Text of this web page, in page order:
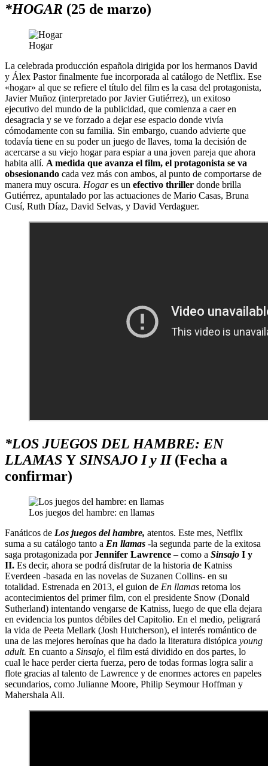
*HOGAR (25 de marzo)
Hogar
La celebrada producción española dirigida por los hermanos David
y Álex Pastor finalmente fue incorporada al catálogo de Netflix. Ese
«hogar» al que se refiere el título del film es la casa del protagonista,
Javier Muñoz (interpretado por Javier Gutiérrez), un exitoso
ejecutivo del mundo de la publicidad, que comienza a caer en
desagracia y se ve forzado a dejar ese espacio donde vivía
cómodamente con su familia. Sin embargo, cuando advierte que
todavía tiene en su poder un juego de llaves, toma la decisión de
acercarse a su viejo hogar para espiar a una joven pareja que ahora
habita allí. A medida que avanza el film, el protagonista se va
obsesionando cada vez más con ambos, al punto de comportarse de
manera muy oscura. Hogares un efectivo thriller donde brilla
Gutiérrez, apuntalado por las actuaciones de Mario Casas, Bruna
Cusí, Ruth Díaz, David Selvas, y David Verdaguer.
*LOS JUEGOS DEL HAMBRE: EN
LLAMAS Y SINSAJO I y II (Fecha a
confirmar)
Los juegos del hambre: en llamas
Fanáticos de Los juegos del hambre, atentos. Este mes, Netflix
suma a su catálogo tanto a En llamas -la segunda parte de la exitosa
saga protagonizada porJennifer Lawrence – como a Sinsajo I y
II. Es decir, ahora se podrá disfrutar de la historia de Katniss
Everdeen -basada en las novelas de Suzanen Collins- en su
totalidad. Estrenada en 2013, el guion de En llamas retoma los
acontecimientos del primer film, con el presidente Snow (Donald
Sutherland) intentando vengarse de Katniss, luego de que ella dejara
en evidencia los puntos débiles del Capitolio. En el medio, peligrará
la vida de Peeta Mellark (Josh Hutcherson), el interés romántico de
una de las mejores heroínas que ha dado la literatura distópica young
adult. En cuanto a Sinsajo, el film está dividido en dos partes, lo
cual le hace perder cierta fuerza, pero de todas formas logra salir a
flote gracias al talento de Lawrence y de enormes actores en papeles
secundarios, como Julianne Moore, Philip Seymour Hoffman y
Mahershala Ali.